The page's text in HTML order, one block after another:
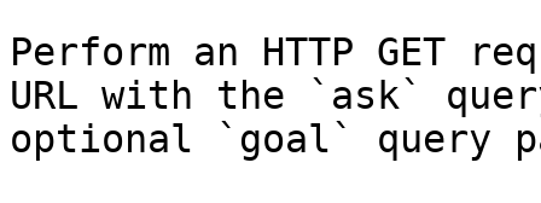
Perform an HTTP GET
URL with the `ask`
optional `goal` query